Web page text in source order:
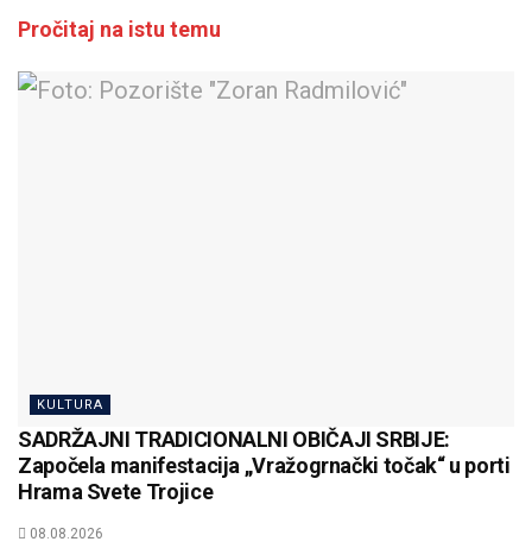
Pročitaj na istu temu
KULTURA
SADRŽAJNI TRADICIONALNI OBIČAJI SRBIJE:
Započela manifestacija „Vražogrnački točak“ u porti
Hrama Svete Trojice
08.08.2026